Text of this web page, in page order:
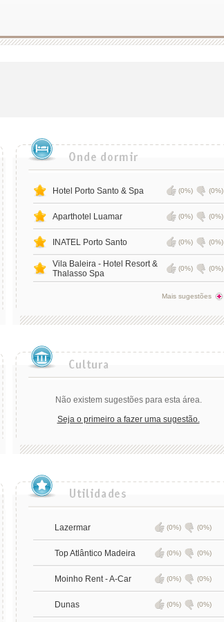
Hotel Porto Santo & Spa (0%) (0%)
Aparthotel Luamar (0%) (0%)
INATEL Porto Santo (0%) (0%)
Vila Baleira - Hotel Resort &
Thalasso Spa
(0%) (0%)
Mais sugestões
Não existem sugestões para esta área.
Seja o primeiro a fazer uma sugestão.
Lazermar (0%) (0%)
Top Atlântico Madeira (0%) (0%)
Moinho Rent - A-Car (0%) (0%)
Dunas (0%) (0%)